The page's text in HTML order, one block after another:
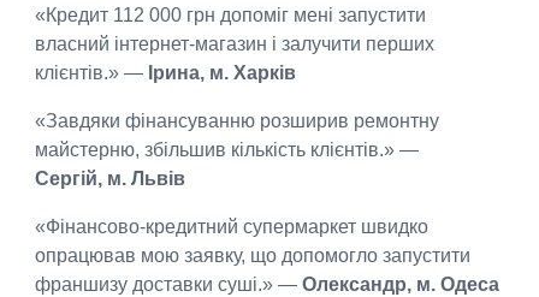
«Кредит 112 000 грн допоміг мені запустити
власний інтернет-магазин і залучити перших
клієнтів.» — Ірина, м. Харків
«Завдяки фінансуванню розширив ремонтну
майстерню, збільшив кількість клієнтів.» —
Сергій, м. Львів
«Фінансово-кредитний супермаркет швидко
опрацював мою заявку, що допомогло запустити
франшизу доставки суші.» —Олександр, м. Одеса